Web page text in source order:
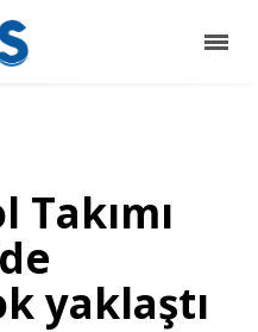
yaklaştı